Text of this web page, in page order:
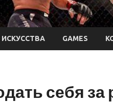
GAMES
себя за